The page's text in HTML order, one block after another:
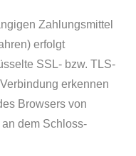
Zahlungsmittel
erfolgt
SSL- bzw. TLS-
erkennen
Browsers von
an dem Schloss-